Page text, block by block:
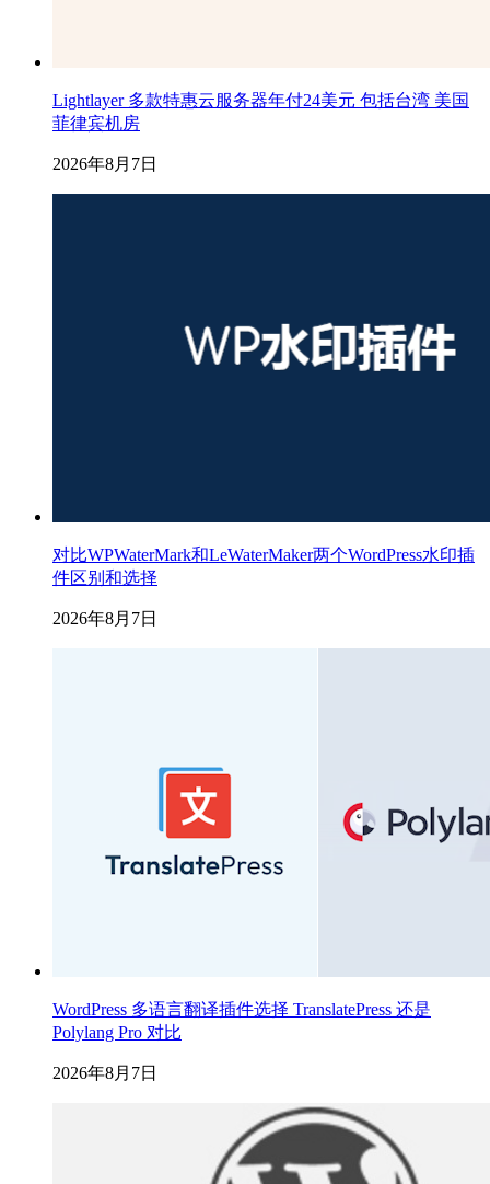
Lightlayer 多款特惠云服务器年付24美元 包括台湾 美国
菲律宾机房
2026年8月7日
对比WPWaterMark和LeWaterMaker两个WordPress水印插
件区别和选择
2026年8月7日
WordPress 多语言翻译插件选择 TranslatePress 还是
Polylang Pro 对比
2026年8月7日